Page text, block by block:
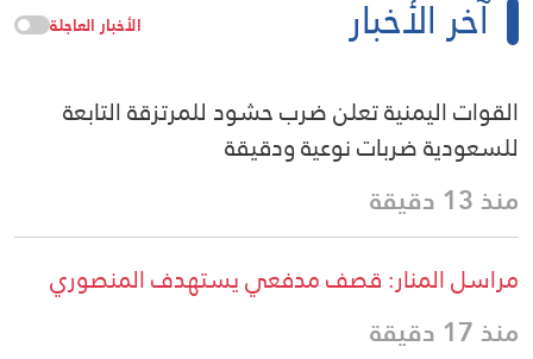
آخر الأخبار الأخبار العاجلة
القوات اليمنية تعلن ضرب حشود للمرتزقة التابعة
للسعودية ضربات نوعية ودقيقة
منذ 13 دقيقة
مراسل المنار: قصف مدفعي يستهدف المنصوري
منذ 17 دقيقة